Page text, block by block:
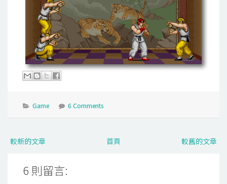
Game 6 Comments
較新的文章 較舊的文章
首頁
6 則留言: